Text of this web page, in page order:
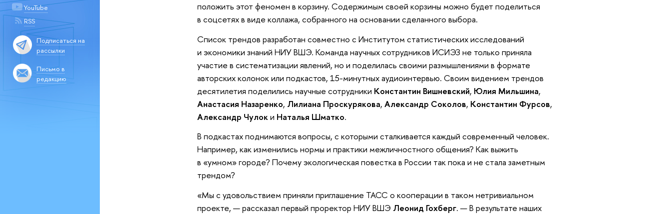
YouTube
RSS
Подписаться на
рассылки
Письмо в
редакцию
положить этот феномен в корзину. Содержимым своей корзины можно будет поделиться
в соцсетях в виде коллажа, собранного на основании сделанного выбора.
Список трендов разработан совместно с Институтом статистических исследований
и экономики знаний НИУ ВШЭ. Команда научных сотрудников ИСИЭЗ не только приняла
участие в систематизации явлений, но и поделилась своими размышлениями в формате
авторских колонок или подкастов, 15-минутных аудиоинтервью. Своим видением трендов
десятилетия поделились научные сотрудники Константин Вишневский, Юлия Мильшина,
Анастасия Назаренко, Лилиана Проскурякова,Александр Соколов, Константин Фурсов,
Александр Чулок и Наталья Шматко.
В подкастах поднимаются вопросы, с которыми сталкивается каждый современный человек.
Например, как изменились нормы и практики межличностного общения? Как выжить
в «умном» городе? Почему экологическая повестка в России так пока и не стала заметным
трендом?
«Мы с удовольствием приняли приглашение ТАСС о кооперации в таком нетривиальном
проекте, — рассказал первый проректор НИУ ВШЭ Леонид Гохберг. — В результате наших